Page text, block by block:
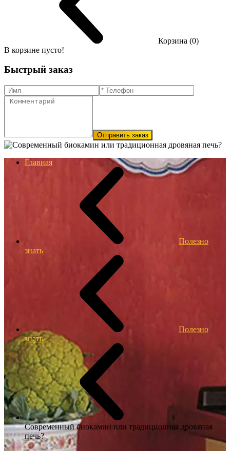
Корзина (0)
В корзине пусто!
Быстрый заказ
Отправить заказ
Главная
Полезно
знать
Полезно
знать
Современный биокамин или традиционная дровяная
печь?